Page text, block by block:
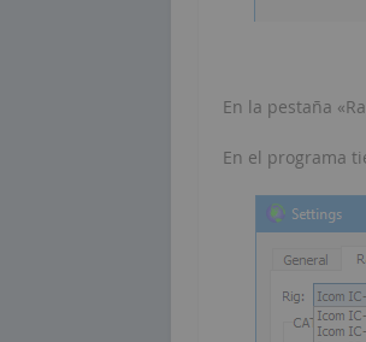
En la pestaña
En el programa